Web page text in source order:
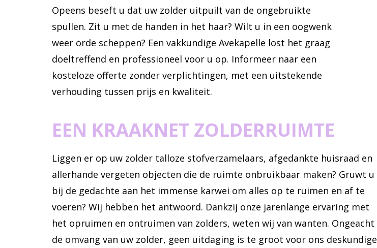
Opeens beseft u dat uw zolder uitpuilt van de ongebruikte
spullen. Zit u met de handen in het haar? Wilt u in een oogwenk
weer orde scheppen? Een vakkundige Avekapelle lost het graag
doeltreffend en professioneel voor u op. Informeer naar een
kosteloze offerte zonder verplichtingen, met een uitstekende
verhouding tussen prijs en kwaliteit.
EEN KRAAKNET ZOLDERRUIMTE
Liggen er op uw zolder talloze stofverzamelaars, afgedankte huisraad en
allerhande vergeten objecten die de ruimte onbruikbaar maken? Gruwt u
bij de gedachte aan het immense karwei om alles op te ruimen en af te
voeren? Wij hebben het antwoord. Dankzij onze jarenlange ervaring met
het opruimen en ontruimen van zolders, weten wij van wanten. Ongeacht
de omvang van uw zolder, geen uitdaging is te groot voor ons deskundige